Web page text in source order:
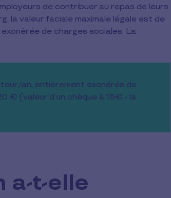
de contribuer au repas de leurs
la valeur faciale maximale légale est de
de charges sociales. La
an, entièrement exonérés de
€ (valeur d’un chèque à 15€ - la
a-t-elle